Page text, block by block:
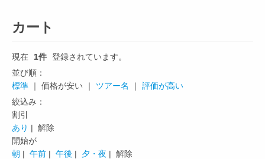
カート
現在 1件 登録されています。
並び順：
標準 ｜ 価格が安い ｜ ツアー名 ｜ 評価が高い
絞込み：
割引
あり | 解除
開始が
朝 | 午前 | 午後 | 夕・夜 | 解除